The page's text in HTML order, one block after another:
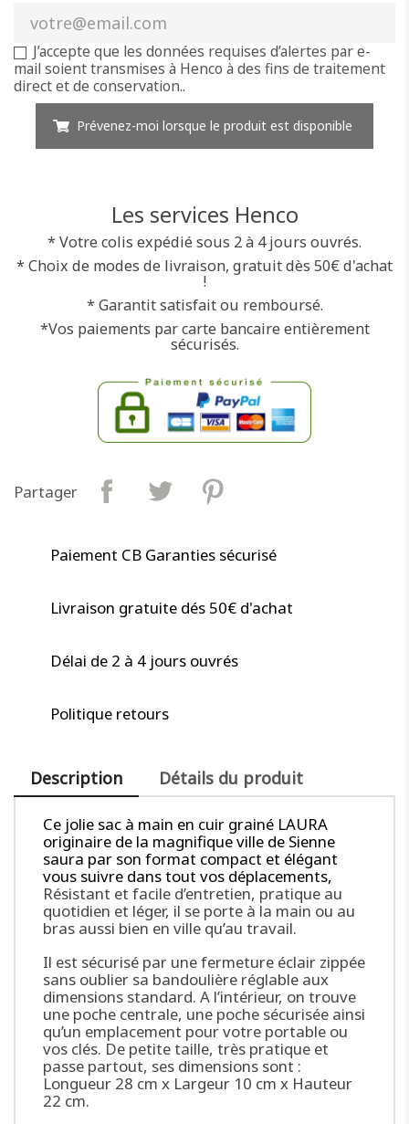
J’accepte que les données requises d’alertes par e-
mail soient transmises à Henco à des fins de traitement
direct et de conservation..
Prévenez-moi lorsque le produit est disponible
Les services Henco
* Votre colis expédié sous 2 à 4 jours ouvrés.
* Choix de modes de livraison, gratuit dès 50€ d'achat
!
* Garantit satisfait ou remboursé.
*Vos paiements par carte bancaire entièrement
sécurisés.
Partager
Paiement CB Garanties sécurisé
Livraison gratuite dés 50€ d'achat
Délai de 2 à 4 jours ouvrés
Politique retours
Description Détails du produit
Ce jolie sac à main en cuir grainé LAURA
originaire de la magnifique ville de Sienne
saura par son format compact et élégant
vous suivre dans tout vos déplacements,
Résistant et facile d’entretien, pratique au
quotidien et léger, il se porte à la main ou au
bras aussi bien en ville qu’au travail.
Il est sécurisé par une fermeture éclair zippée
sans oublier sa bandoulière réglable aux
dimensions standard. A l’intérieur, on trouve
une poche centrale, une poche sécurisée ainsi
qu’un emplacement pour votre portable ou
vos clés. De petite taille, très pratique et
passe partout, ses dimensions sont :
Longueur 28 cm x Largeur 10 cm x Hauteur
22 cm.